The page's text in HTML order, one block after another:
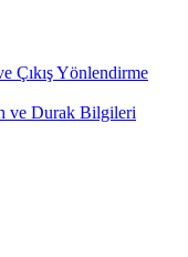
Çıkış Yönlendirme
ve Durak Bilgileri